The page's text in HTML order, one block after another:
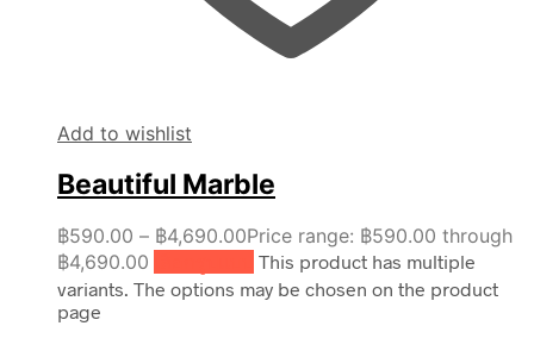
Add to wishlist
Beautiful Marble
฿590.00 – ฿4,690.00Price range: ฿590.00 through
฿4,690.00
This product has multiple
variants. The options may be chosen on the product
page